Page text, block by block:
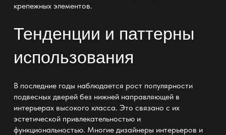
крепежных элементов.
Тенденции и паттерны
использования
В последние годы наблюдается рост популярности
подвесных дверей без нижней направляющейв
интерьерах высокого класса. Это связано с их
эстетической привлекательностью и
функциональностью. Многие дизайнеры интерьеров и